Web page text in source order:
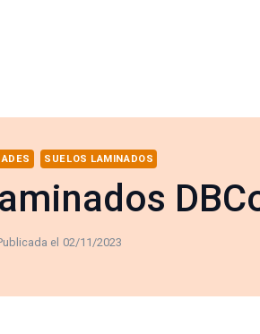
SUELOS LAMINADOS
el 02/11/2023